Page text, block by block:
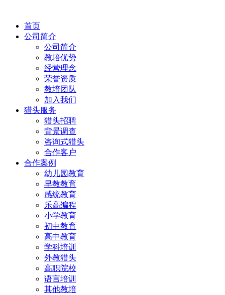
首页
公司简介
公司简介
教培优势
经营理念
荣誉资质
教培团队
加入我们
猎头服务
猎头招聘
背景调查
咨询式猎头
合作客户
合作案例
幼儿园教育
早教教育
感统教育
乐高编程
小学教育
初中教育
高中教育
学科培训
外教猎头
高职院校
语言培训
其他教培